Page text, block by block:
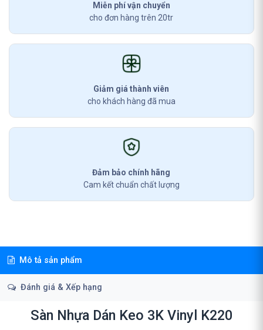
Miễn phí vận chuyển
cho đơn hàng trên 20tr
Giảm giá thành viên
cho khách hàng đã mua
Đảm bảo chính hãng
Cam kết chuẩn chất lượng
Mô tả sản phẩm
Đánh giá & Xếp hạng
Sàn Nhựa Dán Keo 3K Vinyl K220